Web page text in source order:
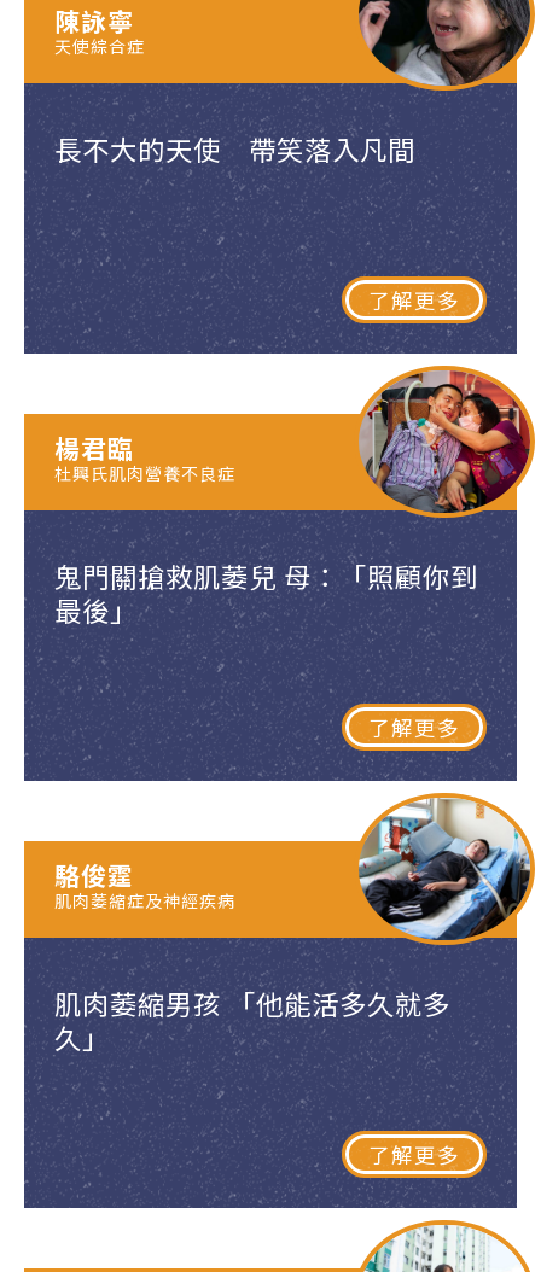
長不大的天使 帶笑落入凡間
了解更多
陳詠寧
天使綜合症
鬼門關搶救肌萎兒 母：「照顧你到
最後」
了解更多
楊君臨
杜興氏肌肉營養不良症
肌肉萎縮男孩 「他能活多久就多
久」
了解更多
駱俊霆
肌肉萎縮症及神經疾病